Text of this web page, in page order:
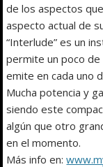
de los aspectos
aspecto actual de
“Interlude” es un
permite un poco de
emite en cada uno
Mucha potencia y
siendo este
algún que otro
en el momento.
Más info en: